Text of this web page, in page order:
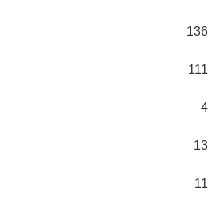
136
111
4
13
11